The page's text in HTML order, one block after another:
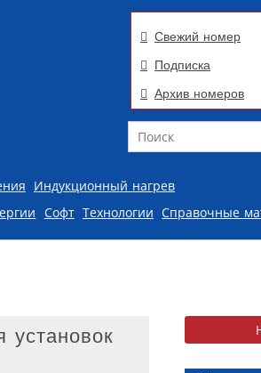
Свежий номер
Подписка
Архив номеров
Поиск
Индукционный нагрев
Софт Технологии Справочные
установок